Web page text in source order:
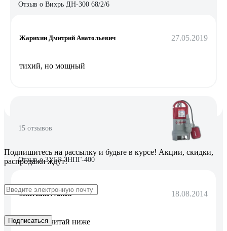
Отзыв о Вихрь ДН-300 68/2/6
Жарихин Дмитрий Анатольевич 27.05.2019
тихий, но мощный
15 отзывов
Отзыв о ЗУБР ЗНПГ-400
Scherbakov Anton 18.08.2014
во всем. читай ниже
Подпишитесь на рассылку и будьте в курсе! Акции, скидки,
распродажи ждут!
Подписаться